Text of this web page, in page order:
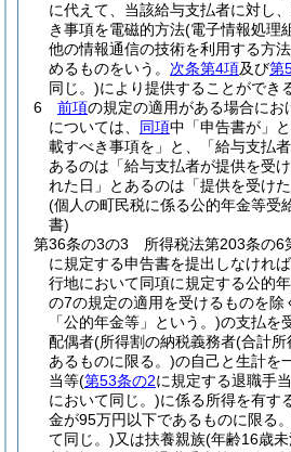
に代えて、当該給与支払者に対し
き事項を電磁的方法(電子情報処理
他の情報通信の技術を利用する方
めるものをいう。 次条第4項及び第
同じ。)により提供することができ
6
前項の規定の適用がある場合にお
については、 同項中「申告書が」
載すべき事項を」と、「給与支払
あるのは「給与支払者が提供を受
れた日」とあるのは「提供を受けた
(個人の町民税に係る公的年金等受
書)
第36条の3の3
所得税法第203条の6
に規定する申告書を提出しなけれ
行地において同項に規定する公的
の7の規定の適用を受けるものを除
「公的年金等」という。)の支払を
配偶者(所得割の納税義務者(合計所
あるものに限る。)の自己と生計を
当等(第53条の2に規定する退職手
において同じ。)に係る所得を有す
金が95万円以下であるものに限る
て同じ。)又は扶養親族(年齢16歳